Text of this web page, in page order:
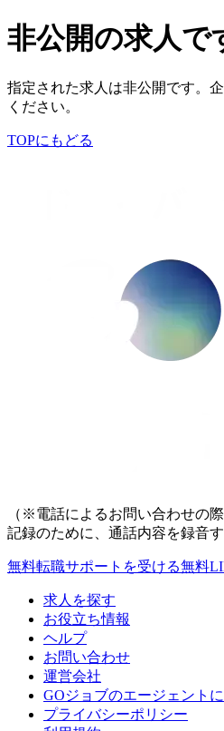
非公開の求人で
指定された求人は非公開です。
ください。
TOPにもどる
（※電話によるお問い合わせの
記録のために、通話内容を録音
無料転職サポートを受ける無料
求人を探す
お役立ち情報
ヘルプ
お問い合わせ
運営会社
GOジョブのエージェント
プライバシーポリシー